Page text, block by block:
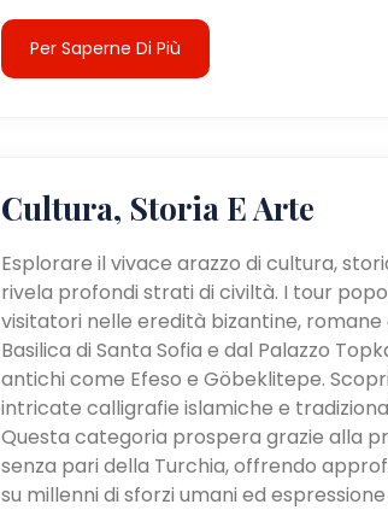
Per Saperne Di Più
Cultura, Storia E Arte
Esplorare il vivace arazzo di cultura,
rivela profondi strati di civiltà. I tour
visitatori nelle eredità bizantine,
Basilica di Santa Sofia e dal Palazzo
antichi come Efeso e Göbeklitepe.
intricate calligrafie islamiche e
Questa categoria prospera grazie alla
senza pari della Turchia, offrendo
su millenni di sforzi umani ed